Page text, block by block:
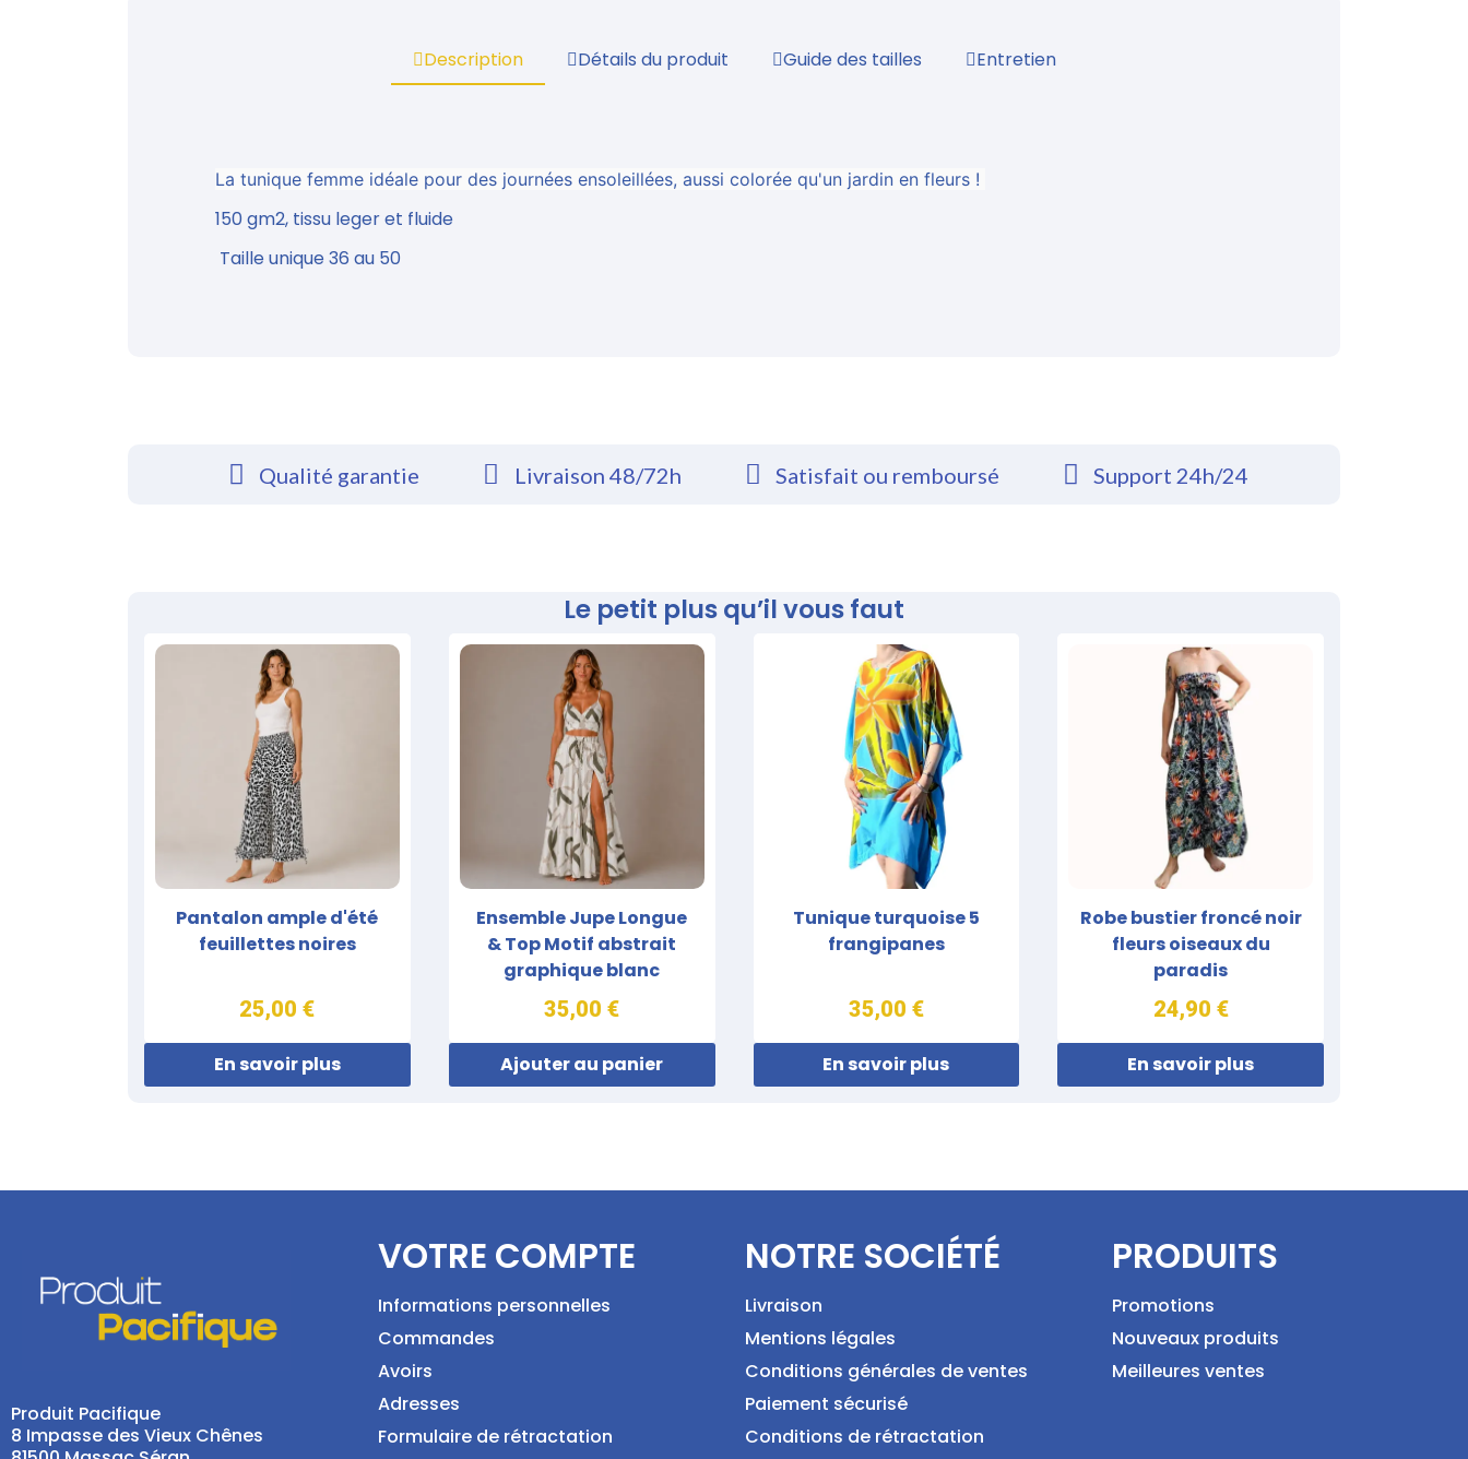
Description Détails du produit Guide des tailles Entretien
La tunique femme idéale pour des journées ensoleillées, aussi colorée qu'un jardin en fleurs !
150 gm2, tissu leger et fluide
Taille unique 36 au 50
Qualité garantie Livraison 48/72h Satisfait ou remboursé Support 24h/24
Le petit plus qu’il vous faut
Pantalon ample d'été
feuillettes noires
25,00 €
En savoir plus
Ensemble Jupe Longue
& Top Motif abstrait
graphique blanc
35,00 €
Ajouter au panier
Tunique turquoise 5
frangipanes
35,00 €
En savoir plus
Robe bustier froncé noir
fleurs oiseaux du
paradis
24,90 €
En savoir plus
Produit Pacifique
8 Impasse des Vieux Chênes
VOTRE COMPTE
Informations personnelles
Commandes
Avoirs
Adresses
Formulaire de rétractation
NOTRE SOCIÉTÉ
Livraison
Mentions légales
Conditions générales de ventes
Paiement sécurisé
Conditions de rétractation
PRODUITS
Promotions
Nouveaux produits
Meilleures ventes